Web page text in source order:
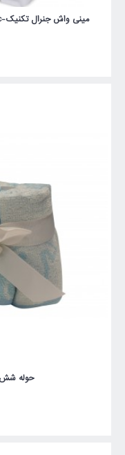
مینی واش جنرال تکنیک-General Technic مدل SH-MW 4020 Gold
حوله شش